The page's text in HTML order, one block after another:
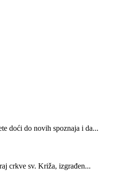
doći do novih spoznaja i da...
crkve sv. Križa, izgrađen...